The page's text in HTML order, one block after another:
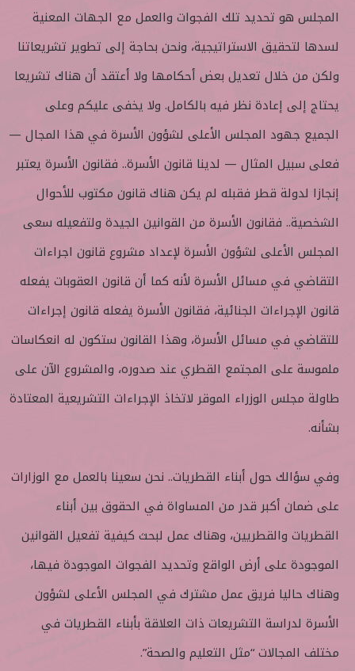
المجلس هو تحديد تلك الفجوات والعمل مع الجهات المعنية
لسدها لتحقيق الاستراتيجية، ونحن بحاجة إلى تطوير تشريعاتنا
ولكن من خلال تعديل بعض أحكامها ولا أعتقد أن هناك تشريعا
يحتاج إلى إعادة نظر فيه بالكامل. ولا يخفى عليكم وعلى
الجميع جهود المجلس الأعلى لشؤون الأسرة في هذا المجال —
فعلى سبيل المثال — لدينا قانون الأسرة.. فقانون الأسرة يعتبر
إنجازا لدولة قطر فقبله لم يكن هناك قانون مكتوب للأحوال
الشخصية.. فقانون الأسرة من القوانين الجيدة ولتفعيله سعى
المجلس الأعلى لشؤون الأسرة لإعداد مشروع قانون اجراءات
التقاضي في مسائل الأسرة لأنه كما أن قانون العقوبات يفعله
قانون الإجراءات الجنائية، فقانون الأسرة يفعله قانون إجراءات
للتقاضي في مسائل الأسرة، وهذا القانون ستكون له انعكاسات
ملموسة على المجتمع القطري عند صدوره، والمشروع الآن على
طاولة مجلس الوزراء الموقر لاتخاذ الإجراءات التشريعية المعتادة
بشأنه.
وفي سؤالك حول أبناء القطريات.. نحن سعينا بالعمل مع الوزارات
على ضمان أكبر قدر من المساواة في الحقوق بين أبناء
القطريات والقطريين، وهناك عمل لبحث كيفية تفعيل القوانين
الموجودة على أرض الواقع وتحديد الفجوات الموجودة فيها،
وهناك حاليا فريق عمل مشترك في المجلس الأعلى لشؤون
الأسرة لدراسة التشريعات ذات العلاقة بأبناء القطريات في
مختلف المجالات “مثل التعليم والصحة”.